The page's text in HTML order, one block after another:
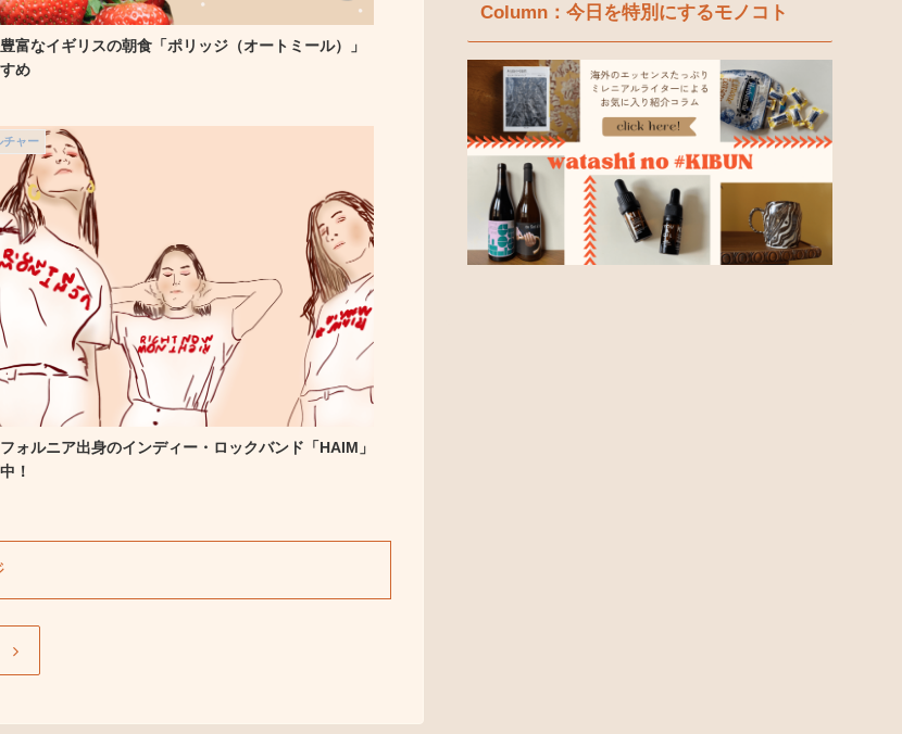
富なイギリスの朝食「ポリッジ（オートミール）」
め
チャー
ォルニア出身のインディー・ロックバンド「HAIM」
！
Column：今日を特別にするモノコト